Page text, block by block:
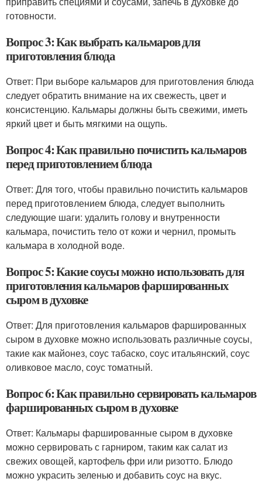
готовности.
Вопрос 3: Как выбрать кальмаров для
приготовления блюда
Ответ: При выборе кальмаров для приготовления блюда
следует обратить внимание на их свежесть, цвет и
консистенцию. Кальмары должны быть свежими, иметь
яркий цвет и быть мягкими на ощупь.
Вопрос 4: Как правильно почистить кальмаров
перед приготовлением блюда
Ответ: Для того, чтобы правильно почистить кальмаров
перед приготовлением блюда, следует выполнить
следующие шаги: удалить голову и внутренности
кальмара, почистить тело от кожи и чернил, промыть
кальмара в холодной воде.
Вопрос 5: Какие соусы можно использовать для
приготовления кальмаров фаршированных
сыром в духовке
Ответ: Для приготовления кальмаров фаршированных
сыром в духовке можно использовать различные соусы,
такие как майонез, соус табаско, соус итальянский, соус
оливковое масло, соус томатный.
Вопрос 6: Как правильно сервировать кальмаров
фаршированных сыром в духовке
Ответ: Кальмары фаршированные сыром в духовке
можно сервировать с гарниром, таким как салат из
свежих овощей, картофель фри или ризотто. Блюдо
можно украсить зеленью и добавить соус на вкус.